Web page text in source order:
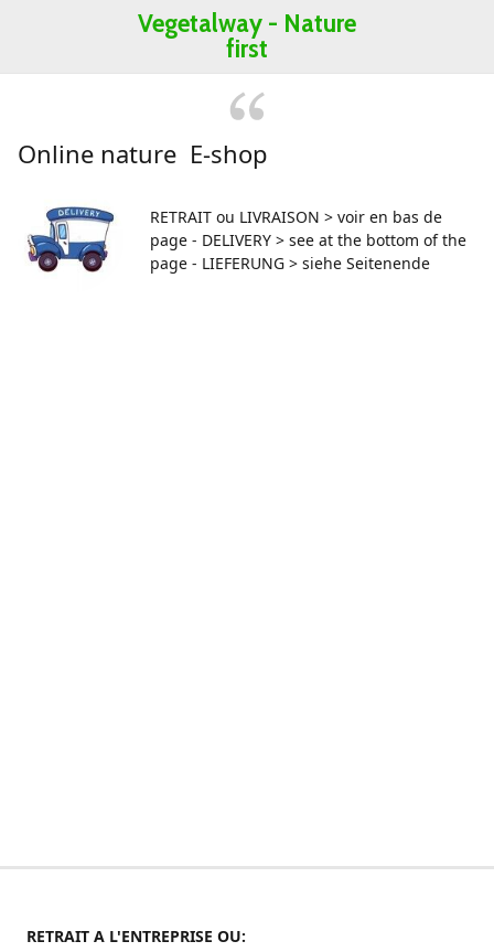
Vegetalway - Nature
first
Online nature E-shop
RETRAIT ou LIVRAISON > voir en bas de
page - DELIVERY > see at the bottom of the
page - LIEFERUNG > siehe Seitenende
RETRAIT A L'ENTREPRISE OU: